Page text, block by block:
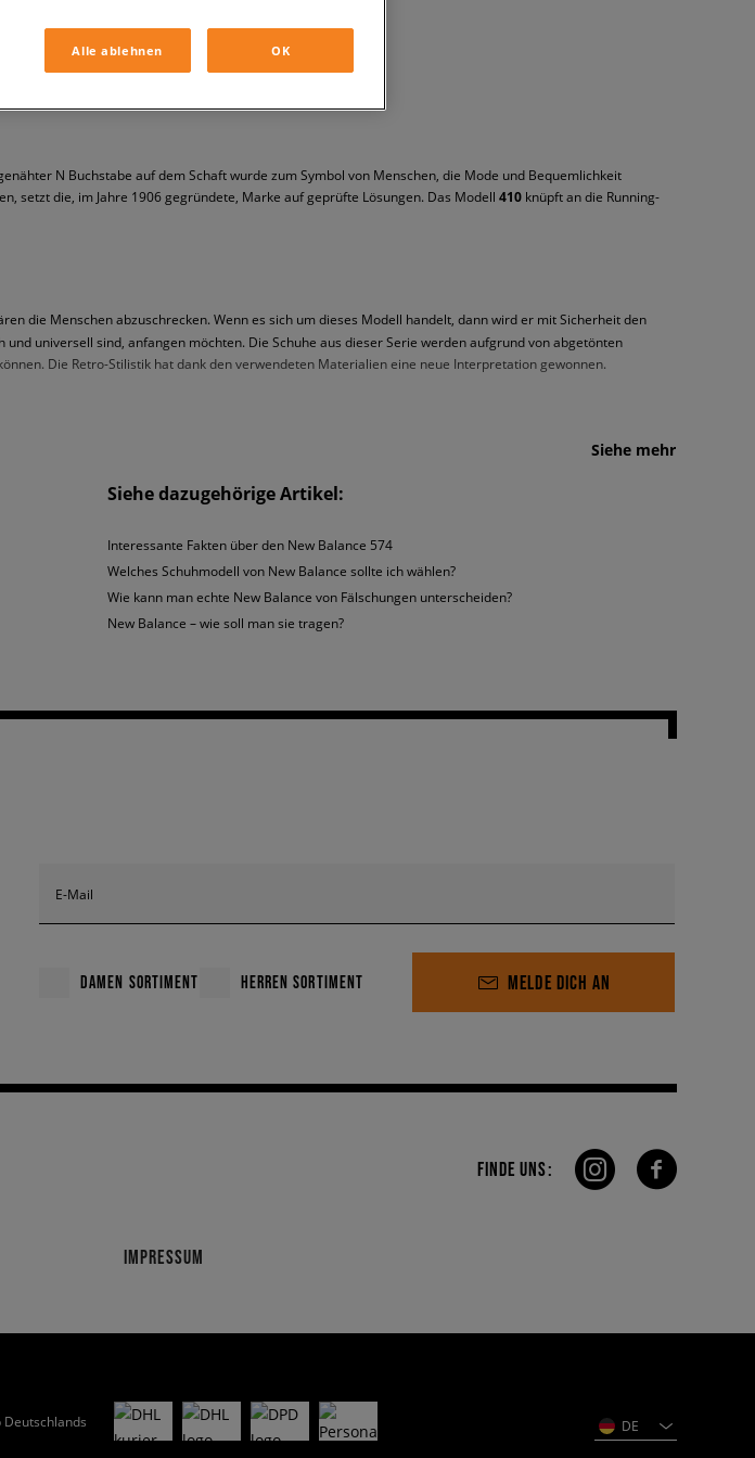
N Buchstabe auf dem Schaft wurde zum Symbol von Menschen, die Mode und Bequemlichkeit
setzt die, im Jahre 1906 gegründete, Marke auf geprüfte Lösungen. Das Modell 410 knüpft an die Running-
die Menschen abzuschrecken. Wenn es sich um dieses Modell handelt, dann wird er mit Sicherheit den
universell sind, anfangen möchten. Die Schuhe aus dieser Serie werden aufgrund von abgetönten
Die Retro-Stilistik hat dank den verwendeten Materialien eine neue Interpretation gewonnen.
Running-Schuhe genommen haben, durfte hier natürlich eine perfekte Amortisation nicht fehlen. Also haben
für Fans von klassischen, festen Sportschuhen. Deren Ausführung wird jeden Benutzer verzaubern und
Siehe mehr
Siehe dazugehörige Artikel:
Interessante Fakten über den New Balance 574
Welches Schuhmodell von New Balance sollte ich wählen?
Wie kann man echte New Balance von Fälschungen unterscheiden?
New Balance – wie soll man sie tragen?
E-Mail
DAMEN SORTIMENT HERREN SORTIMENT MELDE DICH AN
IMPRESSUM
FINDE UNS:
DE
Alle ablehnen OK